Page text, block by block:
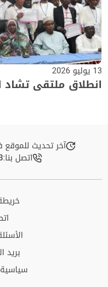
13 يوليو 2026
انطلاق ملتقى تشاد
آخر تحديث
اتصل بنا:
بريد